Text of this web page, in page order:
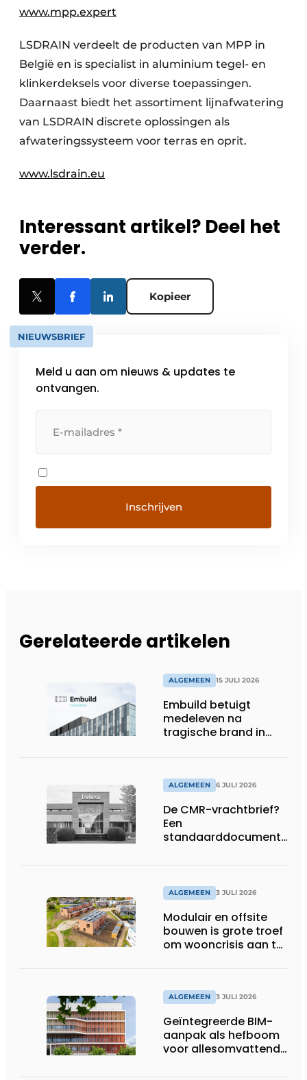
www.mpp.expert
LSDRAIN verdeelt de producten van MPP in
België en is specialist in aluminium tegel- en
klinkerdeksels voor diverse toepassingen.
Daarnaast biedt het assortiment lijnafwatering
van LSDRAIN discrete oplossingen als
afwateringssysteem voor terras en oprit.
www.lsdrain.eu
Interessant artikel? Deel het
verder.
Kopieer
NIEUWSBRIEF
Meld u aan om nieuws & updates te
ontvangen.
Gerelateerde artikelen
ALGEMEEN 15 JULI 2026
Embuild betuigt
medeleven na
tragische brand in
ALGEMEEN 6 JULI 2026
De CMR-vrachtbrief?
Een
standaarddocument
ALGEMEEN 3 JULI 2026
Modulair en offsite
bouwen is grote troef
om wooncrisis aan te
ALGEMEEN 3 JULI 2026
Geïntegreerde BIM-
aanpak als hefboom
voor allesomvattende